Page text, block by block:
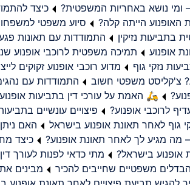
– ומי נושא באחריות המשפטית?
כיצד
האופנוע הייתה קלה?
סיוע משפטי
בתביעות נזיקין
התמודדות עם תאונות
אופנוע
תמיכה משפטית לרוכבי אופנוע
נזקי גוף
מדוע רוכבי אופנוע זקוקים
צ'קליסט משפטי חשוב
התמודדות עם
🛵 האמת על עורכי דין בתביעות
לרוכבי אופנוע?
פיצויים עונשיים
גוף לאחר תאונת אופנוע בישראל
האם
מה מגיע לך לאחר תאונת אופנוע?
כיצד
אופנוע בישראל?
מתי כדאי לפנות לעורך
משפטיים שחייבים להכיר
מבינים